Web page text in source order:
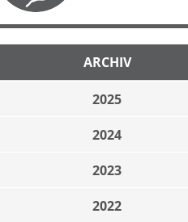
ARCHIV
2025
2024
2023
2022